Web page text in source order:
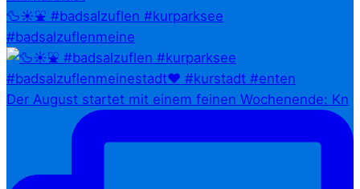
🦆☀️⛲ #badsalzuflen #kurparksee
#badsalzuflenmeine
Der August startet mit einem feinen Wochenende: Kn